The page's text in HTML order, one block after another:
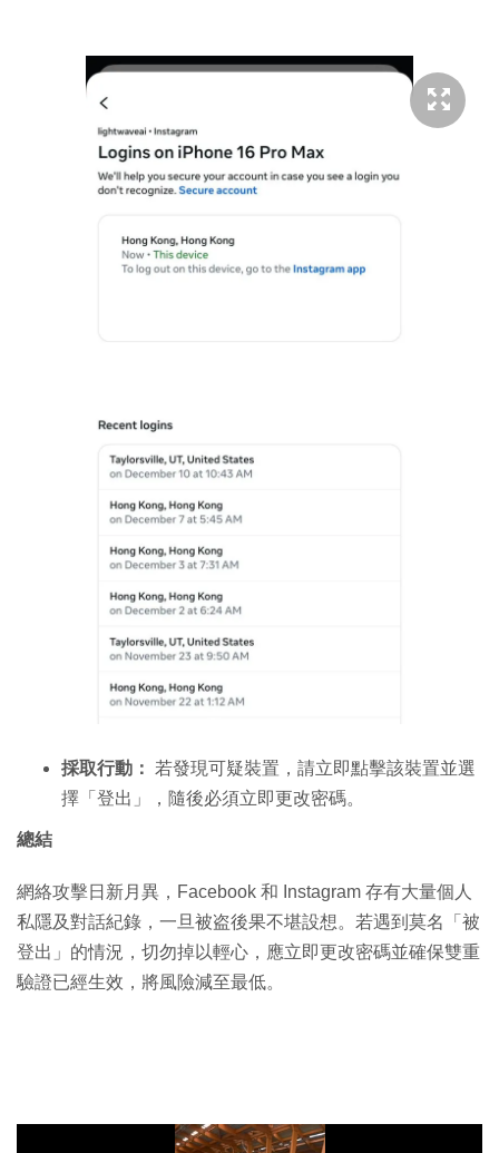
採取行動：
若發現可疑裝置，請立即點擊該裝置並選
擇「登出」，隨後必須立即更改密碼。
總結
網絡攻擊日新月異， Facebook 和 Instagram 存有大量個人
私隱及對話紀錄，一旦被盗後果不堪設想。若遇到莫名「被
登出」的情況，切勿掉以輕心，應立即更改密碼並確保雙重
驗證已經生效，將風險減至最低。